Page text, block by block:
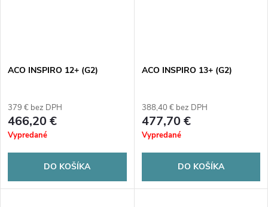
ACO INSPIRO 12+ (G2)
379 € bez DPH
466,20 €
Vypredané
DO KOŠÍKA
ACO INSPIRO 13+ (G2)
388,40 € bez DPH
477,70 €
Vypredané
DO KOŠÍKA